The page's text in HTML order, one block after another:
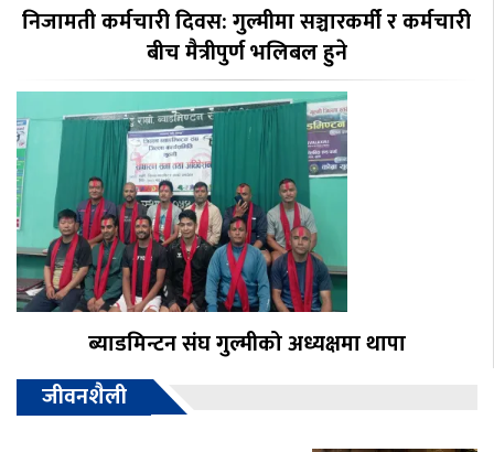
निजामती कर्मचारी दिवस: गुल्मीमा सञ्चारकर्मी र कर्मचारी
बीच मैत्रीपुर्ण भलिबल हुने
ब्याडमिन्टन संघ गुल्मीको अध्यक्षमा थापा
जीवनशैली